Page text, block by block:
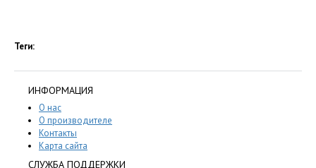
Теги:
ИНФОРМАЦИЯ
О нас
О производителе
Контакты
Карта сайта
СЛУЖБА ПОДДЕРЖКИ